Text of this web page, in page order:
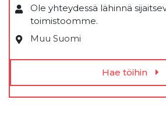
Ole yhteydessä lähinnä
toimistoomme.
Muu Suomi
Hae töihin